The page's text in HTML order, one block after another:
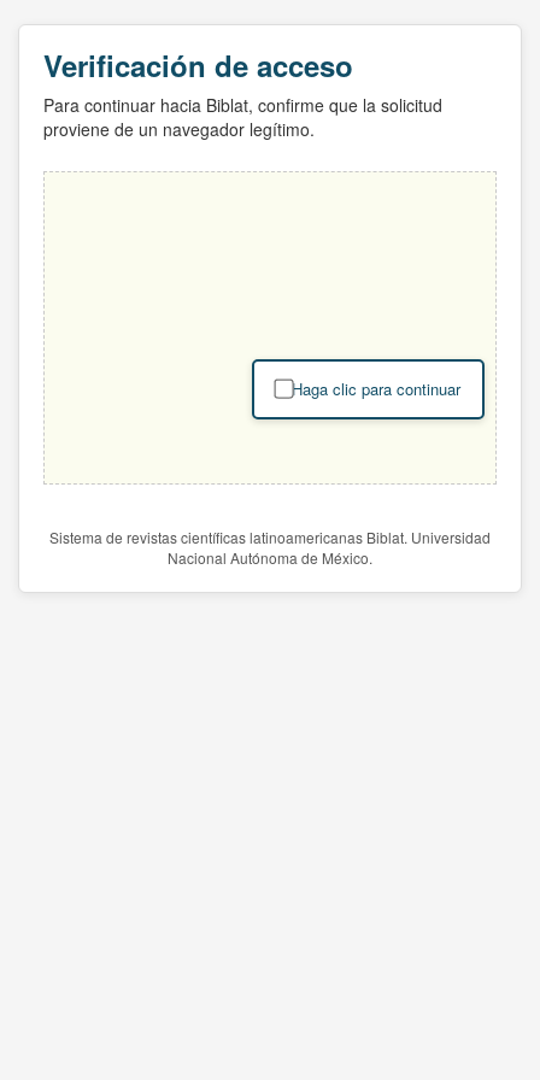
Verificación de acceso
Para continuar hacia Biblat, confirme que la solicitud
proviene de un navegador legítimo.
Haga clic para continuar
Sistema de revistas científicas latinoamericanas Biblat. Universidad
Nacional Autónoma de México.